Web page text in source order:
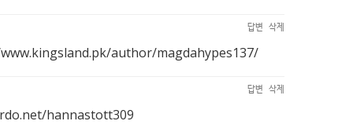
답변 삭제
author/magdahypes137/
답변 삭제
hannastott309